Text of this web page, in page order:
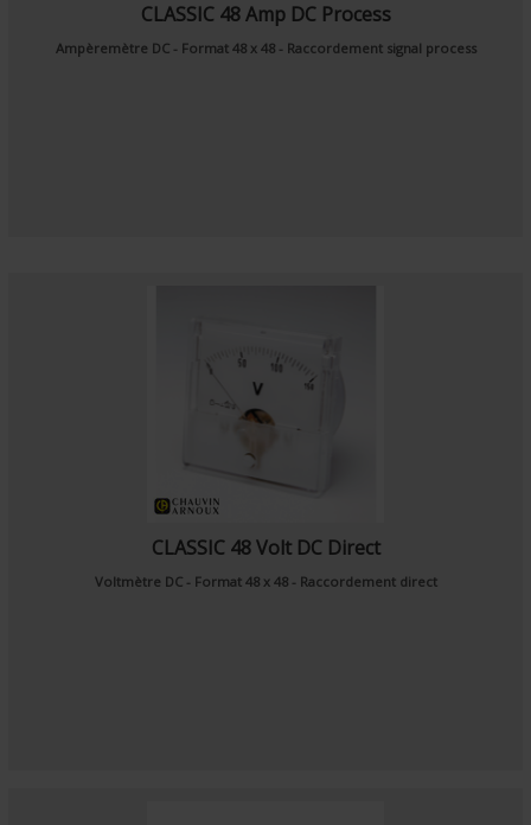
CLASSIC 48 Amp DC Process
Ampèremètre DC - Format 48 x 48 - Raccordement signal process
CLASSIC 48 Volt DC Direct
Voltmètre DC - Format 48 x 48 - Raccordement direct